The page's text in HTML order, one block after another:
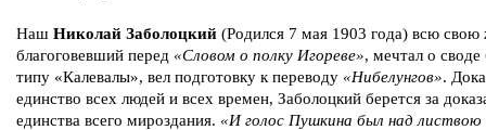
Наш Николай Заболоцкий (Родился 7 мая 1903 года) всю свою
благоговевший перед «Словом о полку Игореве», мечтал о
типу «Калевалы», вел подготовку к переводу «Нибелунгов».
единство всех людей и всех времен, Заболоцкий берется за
единства всего мироздания. «И голос Пушкина был над листвою